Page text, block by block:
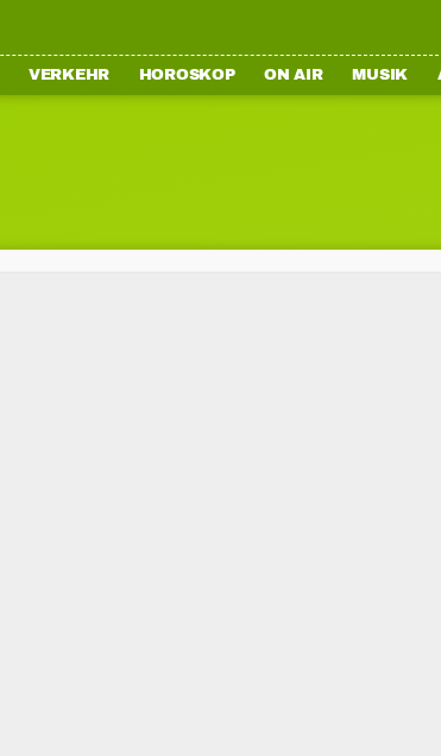
VERKEHR HOROSKOP ON AIR MUSIK